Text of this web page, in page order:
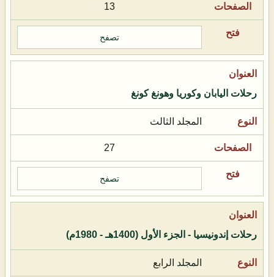
13
تصفح
رحلات اليابان وكوريا وهونغ كونغ
المجلد الثالث
27
تصفح
رحلات إندونيسيا - الجزء الأول (1400هـ - 1980م)
المجلد الرابع